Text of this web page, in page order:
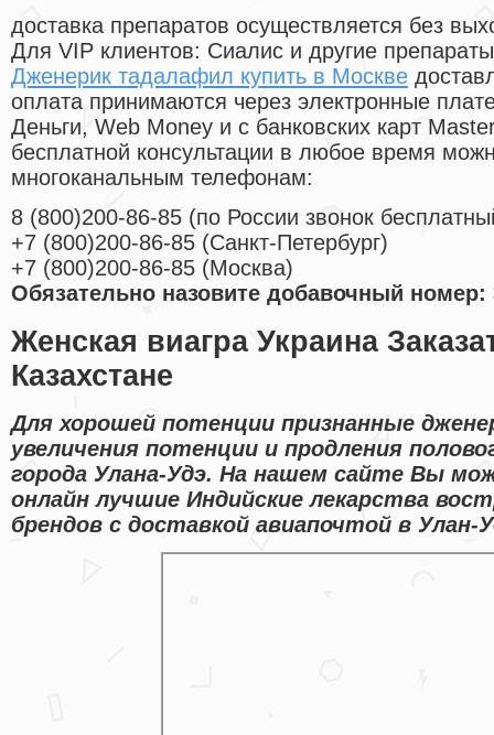
доставка препаратов осуществляется без
Для VIP клиентов: Сиалис и другие
Дженерик тадалафил купить в Москве
оплата принимаются через электронные
Деньги, Web Money и с банковских карт
бесплатной консультации в любое время
многоканальным телефонам:
8 (800)200-86-85 (по России звонок
+7 (800)200-86-85 (Санкт-Петербург)
+7 (800)200-86-85 (Москва)
Обязательно назовите добавочный номер:
Женская виагра Украина
Казахстане
Для хорошей потенции признанные
увеличения потенции и продления
города Улана-Удэ. На нашем сайте Вы
онлайн лучшие Индийские лекарства
брендов с доставкой авиапочтой в Улан-